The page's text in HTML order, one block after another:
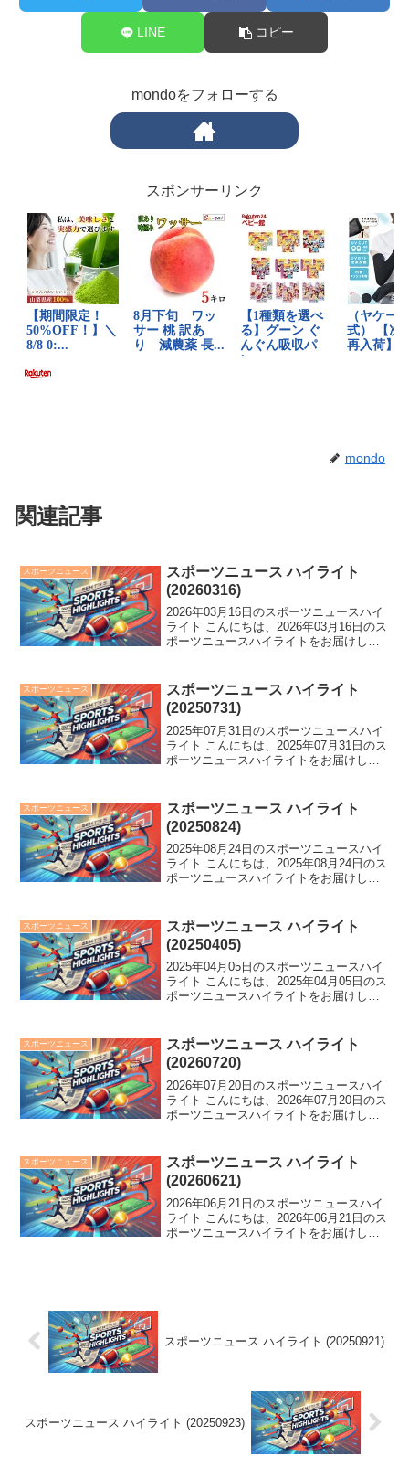
LINE コピー
mondoをフォローする
スポンサーリンク
mondo
関連記事
スポーツニュース
スポーツニュース ハイライト
(20260316)
2026年03月16日のスポーツニュースハイ
ライト こんにちは、2026年03月16日のス
ポーツニュースハイライトをお届けしま
日本勢34年ぶりの快挙。佐藤綾乃が引...
スポーツニュース
スポーツニュース ハイライト
(20250731)
2025年07月31日のスポーツニュースハイ
ライト こんにちは、2025年07月31日のス
ポーツニュースハイライトをお届けしま
翔平のまさかの4打席連続三振にド軍...
スポーツニュース
スポーツニュース ハイライト
(20250824)
2025年08月24日のスポーツニュースハイ
ライト こんにちは、2025年08月24日のス
ポーツニュースハイライトをお届けしま
連の異例の謝罪と発表されたU-18日本
代...
スポーツニュース
スポーツニュース ハイライト
(20250405)
2025年04月05日のスポーツニュースハイ
ライト こんにちは、2025年04月05日のス
ポーツニュースハイライトをお届けしま
グ界のエースが引退を発表。さらにF1
日...
スポーツニュース
スポーツニュース ハイライト
(20260720)
2026年07月20日のスポーツニュースハイ
ライト こんにちは、2026年07月20日のス
ポーツニュースハイライトをお届けしま
俊昭氏がレース事故で訃報。さらに、広
島・...
スポーツニュース
スポーツニュース ハイライト
(20260621)
2026年06月21日のスポーツニュースハイ
ライト こんにちは、2026年06月21日のス
ポーツニュースハイライトをお届けしま
スポーツニュース ハイライト (20250921)
スポーツニュース ハイライト (20250923)